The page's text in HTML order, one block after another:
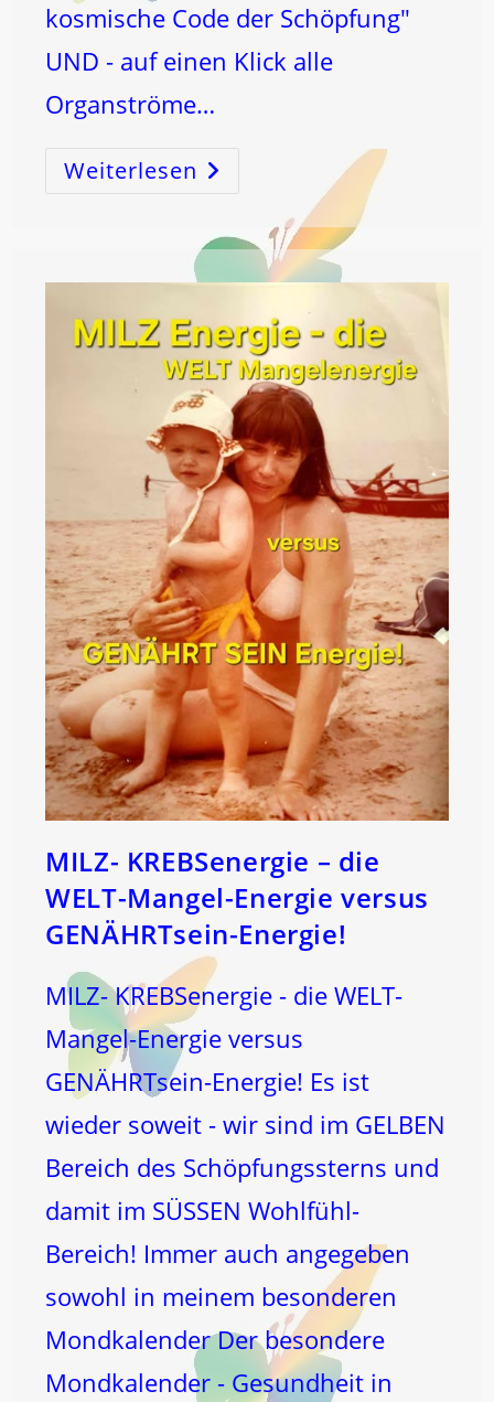
kosmische Code der Schöpfung"
UND - auf einen Klick alle
Organströme…
Weiterlesen DIABETES,
AUGEN
Und
Beziehung
Zu
FRAUEN!
MILZ- KREBSenergie – die
WELT-Mangel-Energie versus
GENÄHRTsein-Energie!
MILZ- KREBSenergie - die WELT-
Mangel-Energie versus
GENÄHRTsein-Energie! Es ist
wieder soweit - wir sind im GELBEN
Bereich des Schöpfungssterns und
damit im SÜSSEN Wohlfühl-
Bereich! Immer auch angegeben
sowohl in meinem besonderen
Mondkalender Der besondere
Mondkalender - Gesundheit in